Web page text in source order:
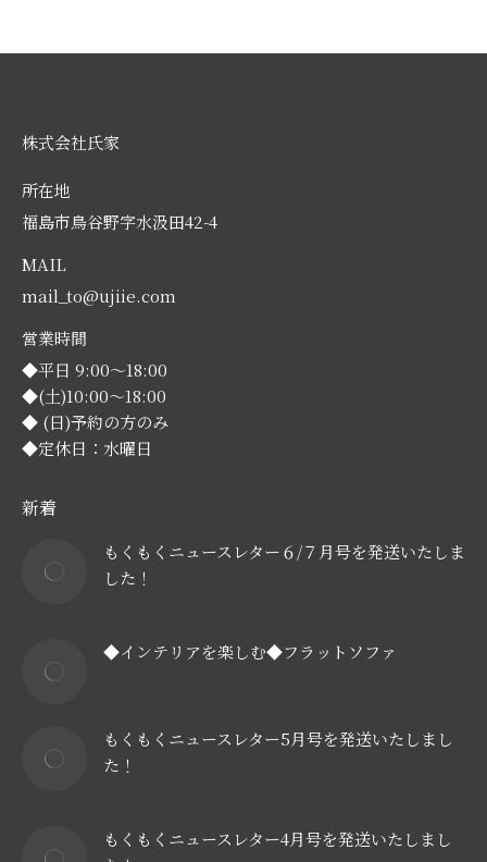
株式会社氏家
所在地
福島市鳥谷野字水汲田42-4
MAIL
mail_to@ujiie.com
営業時間
◆平日 9:00～18:00
◆(土)10:00～18:00
◆ (日)予約の方のみ
◆定休日：水曜日
新着
もくもくニュースレター６/７月号を発送いたしま
した！
◆インテリアを楽しむ◆フラットソファ
もくもくニュースレター5月号を発送いたしまし
た！
もくもくニュースレター4月号を発送いたしまし